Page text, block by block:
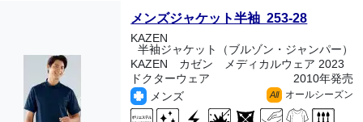
メンズジャケット半袖 253-28
KAZEN
半袖ジャケット（ブルゾン・ジャンパー）
KAZEN カゼン メディカルウェア 2023
ドクターウェア
2010年発売
メンズ
All オールシーズン